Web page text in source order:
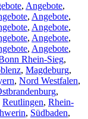
, Angebote,
, Angebote,
, Angebote,
, Angebote,
, Angebote,
Rhein-Sieg,
, Magdeburg,
, Nord Westfalen,
,
Reutlingen, Rhein-
, Südbaden,